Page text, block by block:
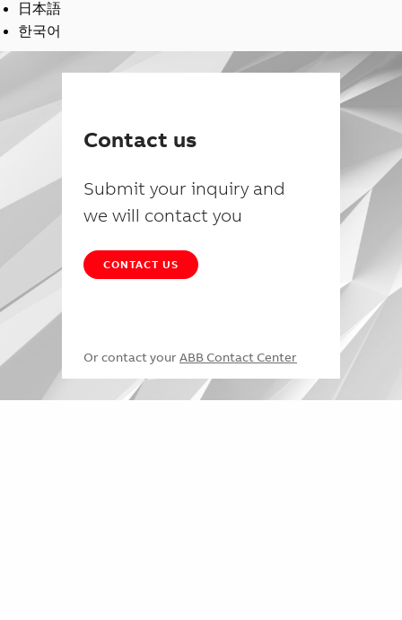
日本語
한국어
Contact us
Submit your inquiry and
we will contact you
CONTACT US
Or contact your ABB Contact Center